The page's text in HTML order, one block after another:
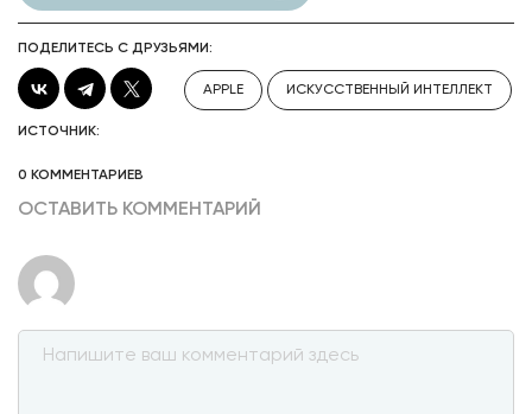
ПОДЕЛИТЕСЬ С ДРУЗЬЯМИ:
APPLE ИСКУССТВЕННЫЙ ИНТЕЛЛЕКТ
ИСТОЧНИК:
0 КОММЕНТАРИЕВ
ОСТАВИТЬ КОММЕНТАРИЙ